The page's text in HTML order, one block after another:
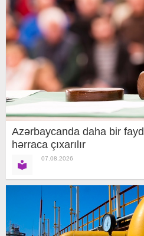
Azərbaycanda daha bir
hərraca çıxarılır
07.08.2026